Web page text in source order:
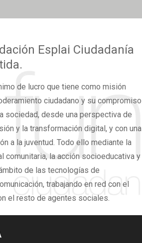
Esplai Ciudadanía
de lucro que tiene como misión
ciudadano y su compromiso
sociedad, desde una perspectiva de
y la transformación digital, y con una
a la juventud. Todo ello mediante la
comunitaria, la acción socioeducativa y
de las tecnologías de
trabajando en red con el
el resto de agentes sociales.